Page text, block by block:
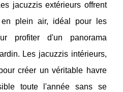
jacuzzis extérieurs offrent
plein air, idéal pour les
profiter d'un panorama
Les jacuzzis intérieurs,
créer un véritable havre
toute l'année sans se